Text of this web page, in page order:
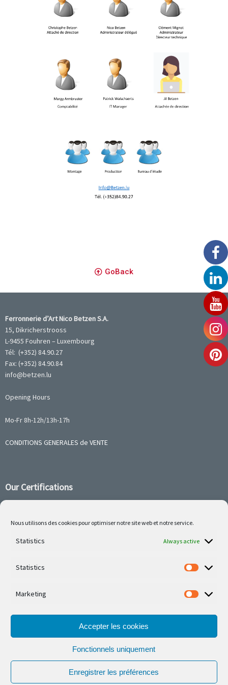
Nous utilisons des cookies pour optimiser notre site web et notre service.
Statistics Always active
Statistics
Marketing
Accepter les cookies
Fonctionnels uniquement
Enregistrer les préférences
GoBack
Ferronnerie d’Art Nico Betzen S.A.
15, Dikricherstrooss
L-9455 Fouhren – Luxembourg
Tél: (+352) 84.90.27
Fax: (+352) 84.90.84
info@betzen.lu
Opening Hours
Mo-Fr 8h-12h/13h-17h
CONDITIONS GENERALES de VENTE
Our Certifications
Follow us on social media
Our latest projets are on Facebook or Instagram